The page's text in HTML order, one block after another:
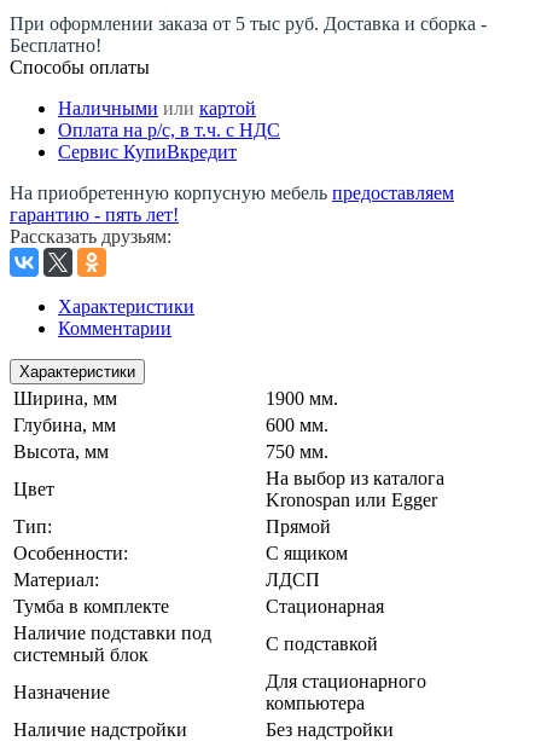
При оформлении заказа от 5 тыс руб. Доставка и сборка -
Бесплатно!
Способы оплаты
Наличными или картой
Оплата на р/c, в т.ч. с НДС
Сервис КупиВкредит
На приобретенную корпусную мебель предоставляем
гарантию - пять лет!
Рассказать друзьям:
Характеристики
Комментарии
Характеристики
Ширина, мм
1900 мм.
Глубина, мм
600 мм.
Высота, мм
750 мм.
Цвет
На выбор из каталога
Kronospan или Egger
Тип:
Прямой
Особенности:
С ящиком
Материал:
ЛДСП
Тумба в комплекте
Стационарная
Наличие подставки под
системный блок
С подставкой
Назначение
Для стационарного
компьютера
Наличие надстройки
Без надстройки